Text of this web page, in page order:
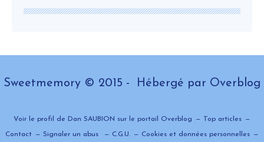
Sweetmemory © 2015 - Hébergé par Overblog
Voir le profil de Dan SAUBION sur le portail Overblog Top articles
Contact Signaler un abus C.G.U. Cookies et données personnelles